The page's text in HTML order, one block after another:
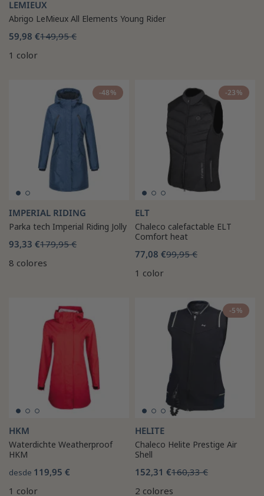
LEMIEUX
Abrigo LeMieux All Elements Young Rider
59,98 €149,95 €
1 color
-48%
IMPERIAL RIDING
Parka tech Imperial Riding Jolly
93,33 €179,95 €
8 colores
-23%
ELT
Chaleco calefactable ELT
Comfort heat
77,08 €99,95 €
1 color
HKM
Waterdichte Weatherproof
HKM
desde 119,95 €
1 color
-5%
HELITE
Chaleco Helite Prestige Air
Shell
152,31 €160,33 €
2 colores